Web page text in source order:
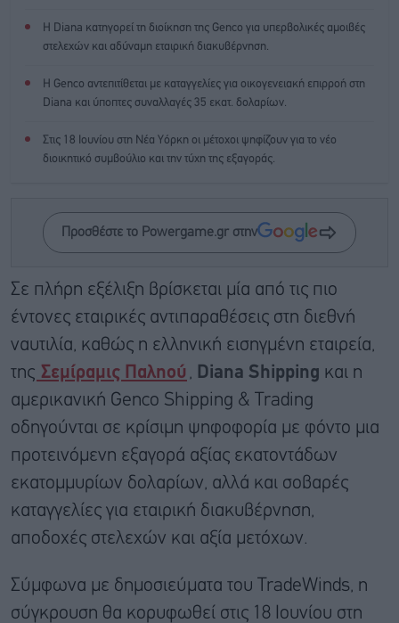
Η Diana κατηγορεί τη διοίκηση της Genco για υπερβολικές αμοιβές
στελεχών και αδύναμη εταιρική διακυβέρνηση.
Η Genco αντεπιτίθεται με καταγγελίες για οικογενειακή επιρροή στη
Diana και ύποπτες συναλλαγές 35 εκατ. δολαρίων.
Στις 18 Ιουνίου στη Νέα Υόρκη οι μέτοχοι ψηφίζουν για το νέο
διοικητικό συμβούλιο και την τύχη της εξαγοράς.
Προσθέστε το Powergame.gr στην
Σε πλήρη εξέλιξη βρίσκεται μία από τις πιο
έντονες εταιρικές αντιπαραθέσεις στη διεθνή
ναυτιλία, καθώς η ελληνική εισηγμένη εταιρεία,
της Σεμίραμις Παληού Diana Shipping και η
αμερικανική Genco Shipping & Trading
οδηγούνται σε κρίσιμη ψηφοφορία με φόντο μια
προτεινόμενη εξαγορά αξίας εκατοντάδων
εκατομμυρίων δολαρίων, αλλά και σοβαρές
καταγγελίες για εταιρική διακυβέρνηση,
αποδοχές στελεχών και αξία μετόχων.
Σύμφωνα με δημοσιεύματα του TradeWinds, η
σύγκρουση θα κορυφωθεί στις 18 Ιουνίου στη